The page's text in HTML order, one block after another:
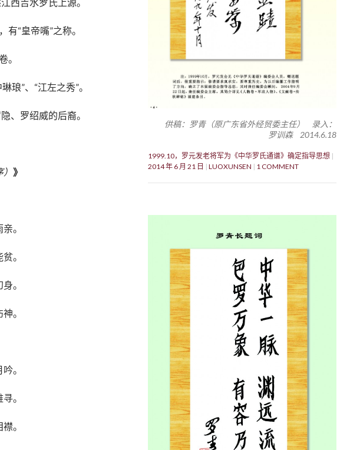
有“皇帝嘴”之称。
。
琅”、“江左之秀”。
、罗绍威的后裔。
）》
。
。
。
。
。
。
。
供稿：罗青（原广东省外经贸委主任） 录入：
罗训森 2014.6.18
1999.10，罗元发老将军为《中华罗氏通谱》确定指导思想
2014 年 6 月 21 日
LUOXUNSEN 1 COMMENT